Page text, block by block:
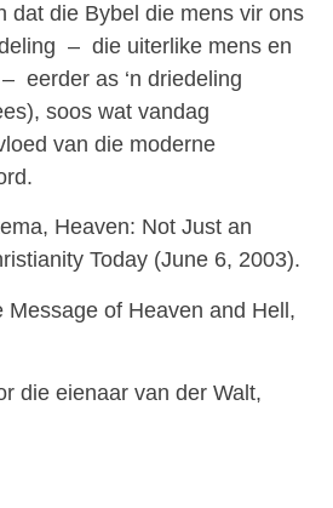
dat die Bybel die mens vir ons
– die uiterlike mens en
eerder as ‘n driedeling
soos wat vandag
van die moderne
Heaven: Not Just an
Today (June 6, 2003).
Message of Heaven and Hell,
die eienaar van der Walt,